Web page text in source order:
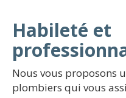
Habileté et
Nous vous proposons
plombiers qui vous